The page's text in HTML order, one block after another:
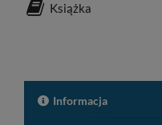
Książka
Informacja